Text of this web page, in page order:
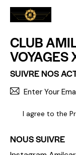
CLUB
VOYAGES
SUIVRE NOS
I agree to the
NOUS SUIVRE